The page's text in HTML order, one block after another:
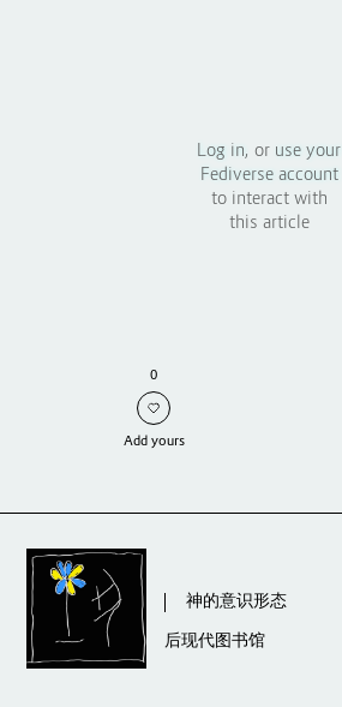
Log in, or use your
Fediverse account
to interact with
this article
0
Add yours
神的意识形态
后现代图书馆